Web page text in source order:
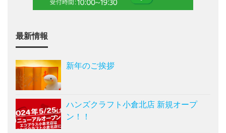
最新情報
新年のご挨拶
ハンズクラフト小倉北店 新規オープ
ン！！